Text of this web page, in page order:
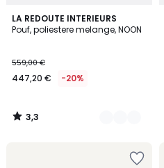
LA REDOUTE INTERIEURS
Pouf, poliestere melange, NOON
559,00 €
447,20 € -20%
3,3
/ 5
9
Colori
3,3
/